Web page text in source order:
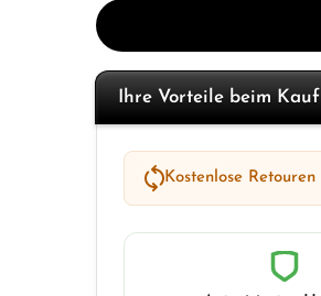
Ihre Vorteile beim
Kostenlose